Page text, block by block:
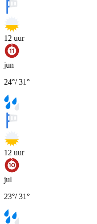
12 uur
jun
24°/31°
12 uur
jul
23°/31°